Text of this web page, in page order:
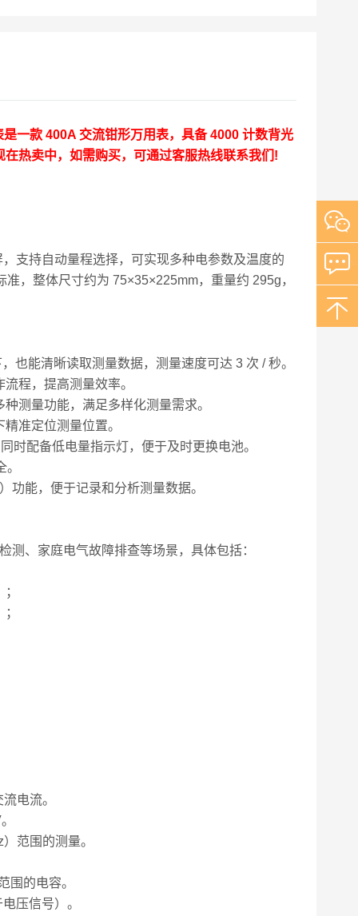
是一款 400A 交流钳形万用表，具备 4000 计数背光
热卖中，如需购买，可通过客服热线联系我们!
支持自动量程选择，可实现多种电参数及温度的
，整体尺寸约为 75×35×225mm，重量约 295g，
也能清晰读取测量数据，测量速度可达 3 次 / 秒。
程，提高测量效率。
测量功能，满足多样化测量需求。
准定位测量位置。
时配备低电量指示灯，便于及时更换电池。
功能，便于记录和分析测量数据。
、家庭电气故障排查等场景，具体包括：
电流。
范围的测量。
围的电容。
压信号）。